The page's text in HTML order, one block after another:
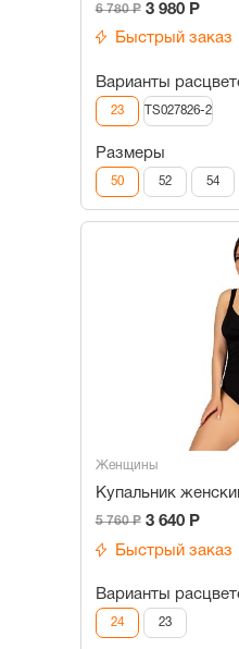
6 780 Р 3 980 Р
Быстрый заказ
Варианты
23 TS027826-2
Размеры
50 52 54
Женщины
Купальник
5 760 Р 3 640 Р
Быстрый заказ
Варианты
24 23